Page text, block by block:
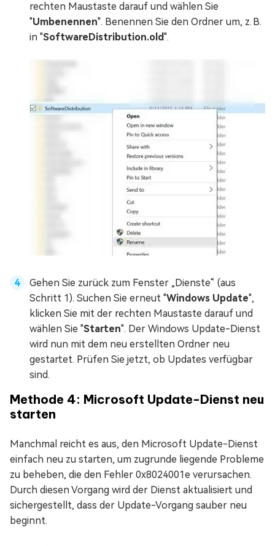
rechten Maustaste darauf und wählen Sie
"Umbenennen". Benennen Sie den Ordner um, z. B.
in "SoftwareDistribution.old".
Gehen Sie zurück zum Fenster „Dienste“ (aus
Schritt 1). Suchen Sie erneut "Windows Update",
klicken Sie mit der rechten Maustaste darauf und
wählen Sie "Starten". Der Windows Update-Dienst
wird nun mit dem neu erstellten Ordner neu
gestartet. Prüfen Sie jetzt, ob Updates verfügbar
sind.
Methode 4: Microsoft Update-Dienst neu
starten
Manchmal reicht es aus, den Microsoft Update-Dienst
einfach neu zu starten, um zugrunde liegende Probleme
zu beheben, die den Fehler 0x8024001e verursachen.
Durch diesen Vorgang wird der Dienst aktualisiert und
sichergestellt, dass der Update-Vorgang sauber neu
beginnt.